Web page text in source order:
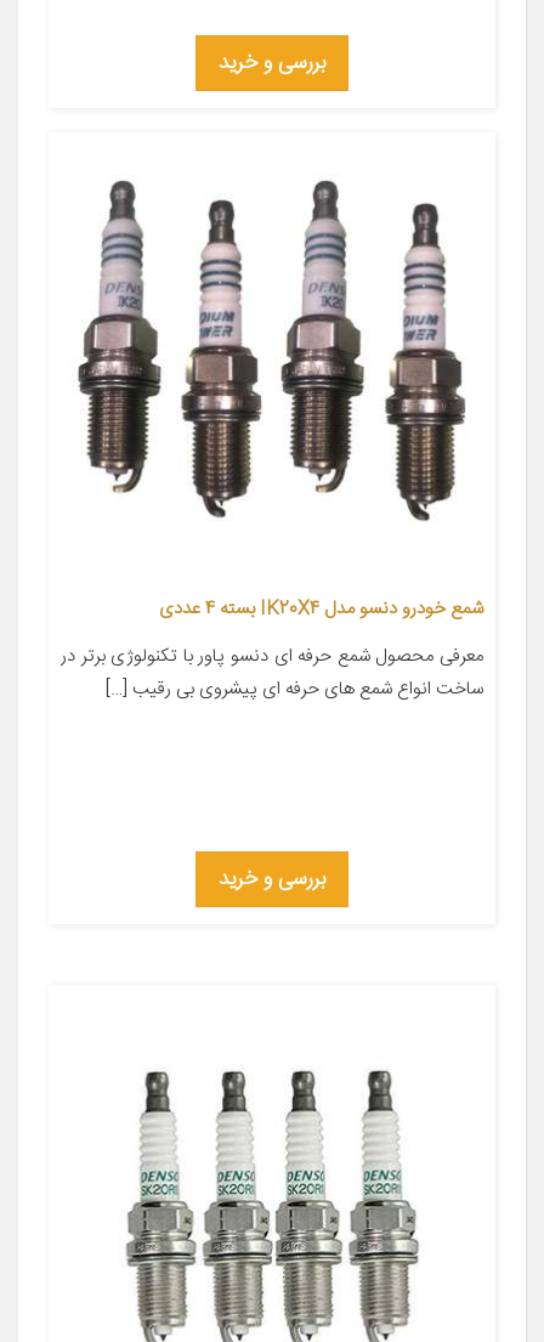
بررسی و خرید
شمع خودرو دنسو مدل IK20X4 بسته 4 عددی
معرفی محصول شمع حرفه ای دنسو پاور با تکنولوژی برتر در
ساخت انواع شمع های حرفه ای پیشروی بی رقیب […]
بررسی و خرید